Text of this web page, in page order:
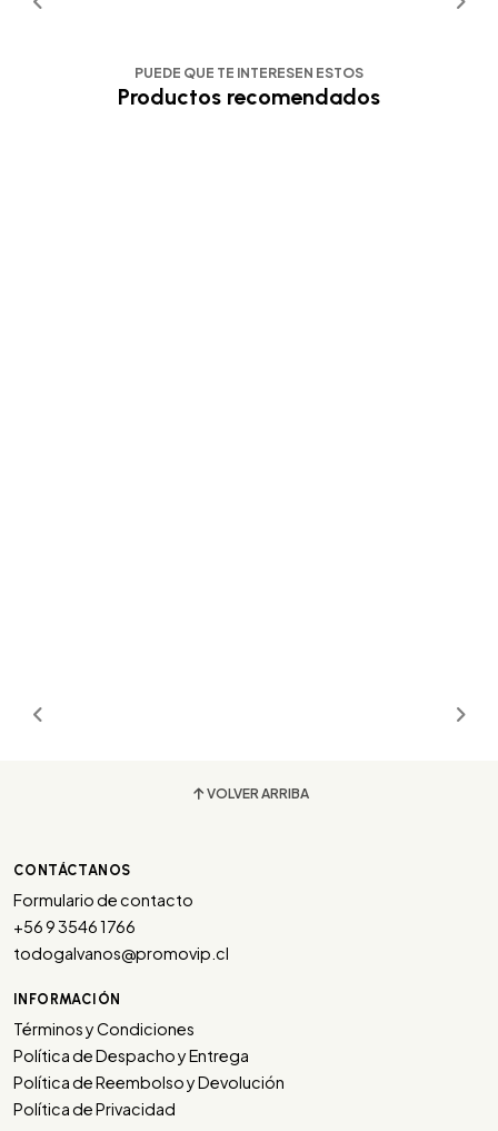
PUEDE QUE TE INTERESEN ESTOS
Productos recomendados
VOLVER ARRIBA
CONTÁCTANOS
Formulario de contacto
+56 9 3546 1766
todogalvanos@promovip.cl
INFORMACIÓN
Términos y Condiciones
Política de Despacho y Entrega
Política de Reembolso y Devolución
Política de Privacidad